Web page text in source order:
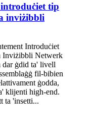
tip
inviżibbli
Introduċiet
Inviżibbli Netwerk
dar ġdid ta' livell
fil-bibien
ġodda,
klijenti high-end.
ta 'insetti...